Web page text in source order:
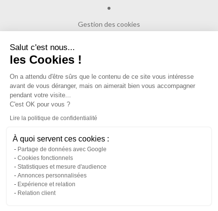
Gestion des cookies
Dépôt CNIL N°VCY0350815H
© Copyright 2017
Salut c'est nous...
les Cookies !
On a attendu d'être sûrs que le contenu de
ce site vous intéresse avant de vous déranger, mais on aimerait bien
vous accompagner pendant votre visite...
C'est OK pour vous ?
Lire la politique de confidentialité
À quoi servent ces cookies :
Partage de données avec Google
Cookies fonctionnels
Statistiques et mesure d'audience
Annonces personnalisées
Expérience et relation
Relation client